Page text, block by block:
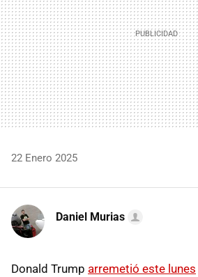
22 Enero 2025
Daniel Murias
Donald Trump arremetió este lunes